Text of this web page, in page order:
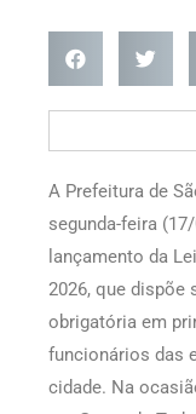
A Prefeitura de
segunda-feira
lançamento da
2026, que dispõe
obrigatória em
funcionários das
cidade. Na